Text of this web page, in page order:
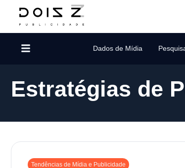
Dados de Mídia
Estratégias de
Tendências de Mídia e Publicidade